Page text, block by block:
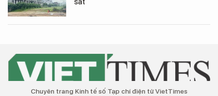
Chuyên trang Kinh tế số Tạp chí điện tử VietTimes